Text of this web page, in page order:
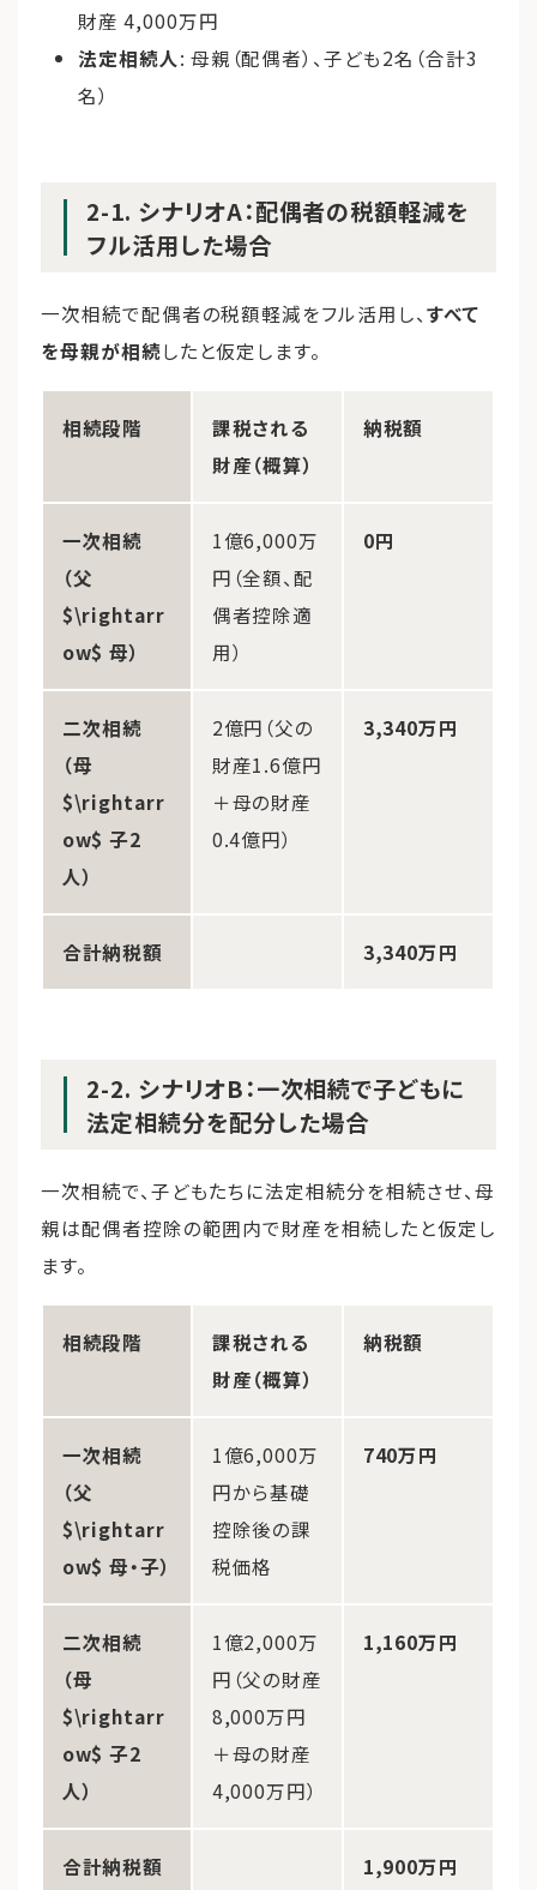
財産 4,000万円
法定相続人: 母親（配偶者）、子ども2名（合計3
名）
2-1. シナリオA：配偶者の税額軽減を
フル活用した場合
一次相続で配偶者の税額軽減をフル活用し、 すべて
を母親が相続したと仮定します。
相続段階
課税される
財産（概算）
納税額
一次相続
（父
$\rightarr
ow$ 母）
1億6,000万
円（全額、配
偶者控除適
用）
0円
二次相続
（母
$\rightarr
ow$ 子2
人）
2億円（父の
財産1.6億円
＋母の財産
0.4億円）
3,340万円
合計納税額 3,340万円
2-2. シナリオB：一次相続で子どもに
法定相続分を配分した場合
一次相続で、子どもたちに法定相続分を相続させ、母
親は配偶者控除の範囲内で財産を相続したと仮定し
ます。
相続段階
課税される
財産（概算）
納税額
一次相続
（父
$\rightarr
ow$ 母・子）
1億6,000万
円から基礎
控除後の課
税価格
740万円
二次相続
（母
$\rightarr
ow$ 子2
人）
1億2,000万
円（父の財産
8,000万円
＋母の財産
4,000万円）
1,160万円
合計納税額 1,900万円